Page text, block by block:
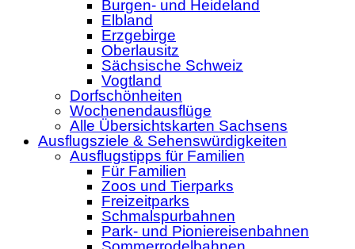
Burgen- und Heideland
Elbland
Erzgebirge
Oberlausitz
Sächsische Schweiz
Vogtland
Dorfschönheiten
Wochenendausflüge
Alle Übersichtskarten Sachsens
Ausflugsziele & Sehenswürdigkeiten
Ausflugstipps für Familien
Für Familien
Zoos und Tierparks
Freizeitparks
Schmalspurbahnen
Park- und Pioniereisenbahnen